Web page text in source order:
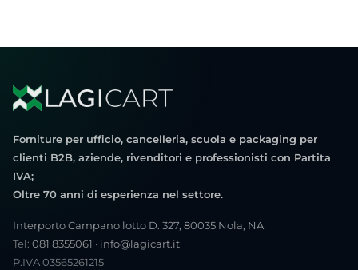
Forniture per ufficio, cancelleria, scuola e packaging per
clienti B2B, aziende, rivenditori e professionisti con Partita
IVA;
Oltre 70 anni di esperienza nel settore.
Interporto Campano lotto D. 327, 80035 Nola, NA
Tel: 081 8355061 · info@lagicart.it
P.IVA 03565261215